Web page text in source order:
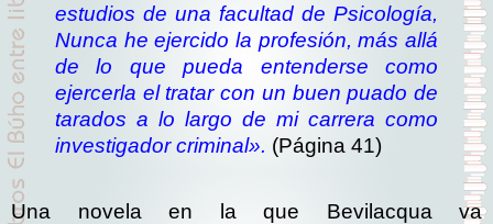
estudios de una facultad de Psicología,
Nunca he ejercido la profesión, más allá
de lo que pueda entenderse como
ejercerla el tratar con un buen puado de
tarados a lo largo de mi carrera como
investigador criminal». (Página 41)
Una novela en la que Bevilacqua va